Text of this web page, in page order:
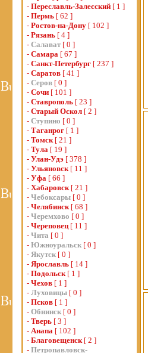
- Переславль-Залесский [ 1 ]
- Пермь [ 62 ]
- Ростов-на-Дону [ 102 ]
- Рязань [ 4 ]
- Салават [ 0 ]
- Самара [ 67 ]
- Санкт-Петербург [ 237 ]
- Саратов [ 41 ]
- Серов [ 0 ]
- Сочи [ 101 ]
- Ставрополь [ 23 ]
- Старый Оскол [ 2 ]
- Ступино [ 0 ]
- Таганрог [ 1 ]
- Томск[ 21 ]
- Тула [ 19 ]
- Улан-Удэ [ 378 ]
- Ульяновск[ 11 ]
- Уфа [ 66 ]
- Хабаровск[ 21 ]
- Чебоксары [ 0 ]
- Челябинск[ 68 ]
- Черемхово [ 0 ]
- Череповец[ 11 ]
- Чита [ 0 ]
- Южноуральск [ 0 ]
- Якутск [ 0 ]
- Ярославль [ 14 ]
- Подольск[ 1 ]
- Чехов [ 1 ]
- Луховицы [ 0 ]
- Псков [ 1 ]
- Обнинск [ 0 ]
- Тверь [ 3 ]
- Анапа [ 102 ]
- Благовещенск[ 2 ]
- Петропавловск-